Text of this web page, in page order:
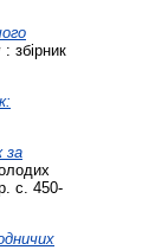
збірник
за
с. 450-